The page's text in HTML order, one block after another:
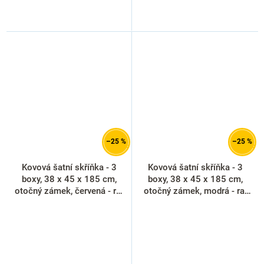
–25 %
Kovová šatní skříňka - 3
boxy, 38 x 45 x 185 cm,
otočný zámek, červená - ral
–25 %
Kovová šatní skříňka - 3
boxy, 38 x 45 x 185 cm,
otočný zámek, modrá - ral